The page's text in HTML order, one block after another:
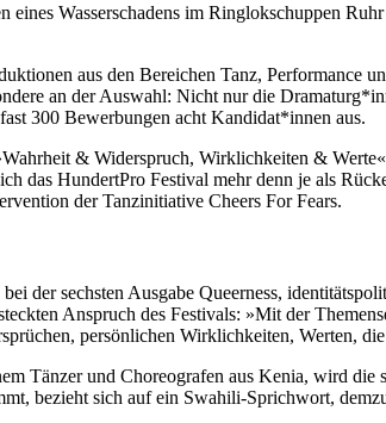
eines Wasserschadens im Ringlokschuppen
aus den Bereichen Tanz,
an der Auswahl: Nicht nur die
300 Bewerbungen acht Kandidat*innen aus.
& Widerspruch, Wirklichkeiten &
das HundertPro Festival mehr denn je als
der Tanzinitiative Cheers For Fears.
der sechsten Ausgabe Queerness,
Anspruch des Festivals: »Mit der
persönlichen Wirklichkeiten, Werten,
Tänzer und Choreografen aus Kenia, wird
bezieht sich auf ein Swahili-Sprichwort,